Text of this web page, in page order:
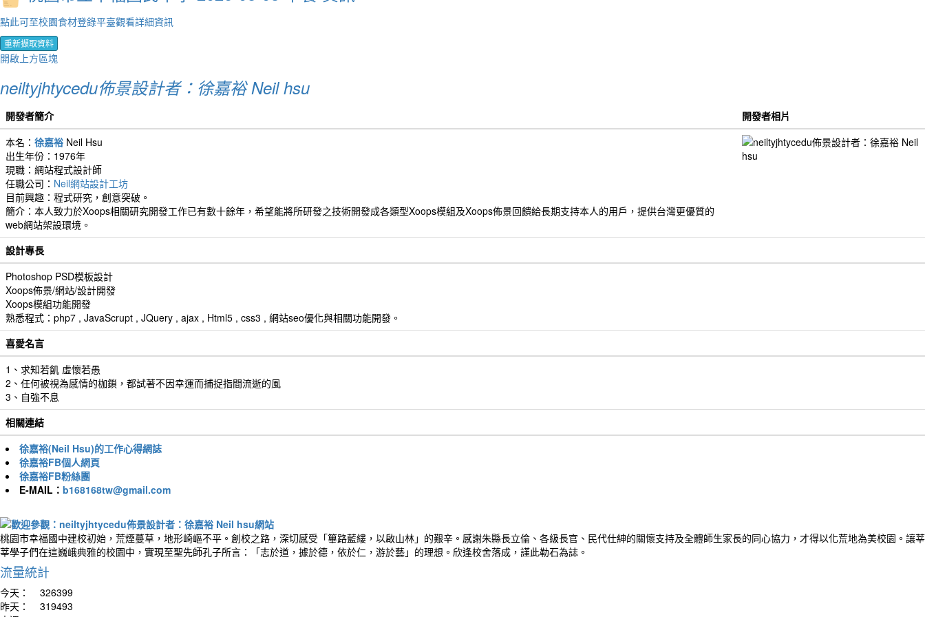
點此可至校園食材登錄平臺觀看詳細資訊
重新擷取資料
開啟上方區塊
neiltyjhtycedu佈景設計者：徐嘉裕 Neil hsu
開發者簡介
開發者相片
本名： 徐嘉裕 Neil Hsu
出生年份：1976年
現職：網站程式設計師
任職公司： Neil網站設計工坊
目前興趣：程式研究，創意突破。
簡介：本人致力於Xoops相關研究開發工作已有數十餘年，希望能將所研發之技術開發成各類型Xoops模組及Xoops佈景回饋給長期支持本人的用戶，提供台灣更優質的
web網站架設環境。
設計專長
Photoshop PSD模板設計
Xoops佈景/網站/設計開發
Xoops模組功能開發
熟悉程式：php7 , JavaScrupt , JQuery , ajax , Html5 , css3 , 網站seo優化與相關功能開發。
喜愛名言
1、求知若飢 虛懷若愚
2、任何被視為感情的枷鎖，都試著不因幸運而捕捉指間流逝的風
3、自強不息
相關連結
徐嘉裕(Neil Hsu)的工作心得網誌
徐嘉裕FB個人網頁
徐嘉裕FB粉絲團
E-MAIL： b168168tw@gmail.com
桃園市幸福國中建校初始，荒煙蔓草，地形崎嶇不平。創校之路，深切感受「篳路藍縷，以啟山林」的艱辛。感謝朱縣長立倫、各級長官、民代仕紳的關懷支持及全體師生家長的同心協力，才得以化荒地為美校園。讓莘
莘學子們在這巍峨典雅的校園中，實現至聖先師孔子所言：「志於道，據於德，依於仁，游於藝」的理想。欣逢校舍落成，謹此勒石為誌。
流量統計
今天：
326399
昨天：
319493